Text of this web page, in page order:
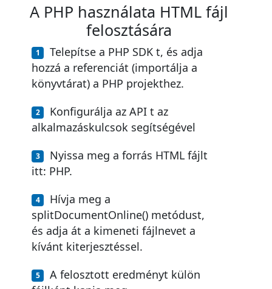
A PHP használata HTML fájl
felosztására
Telepítse a PHP SDK t, és adja
hozzá a referenciát (importálja a
könyvtárat) a PHP projekthez.
Konfigurálja az API t az
alkalmazáskulcsok segítségével
Nyissa meg a forrás HTML fájlt
itt: PHP.
Hívja meg a
splitDocumentOnline() metódust,
és adja át a kimeneti fájlnevet a
kívánt kiterjesztéssel.
A felosztott eredményt külön